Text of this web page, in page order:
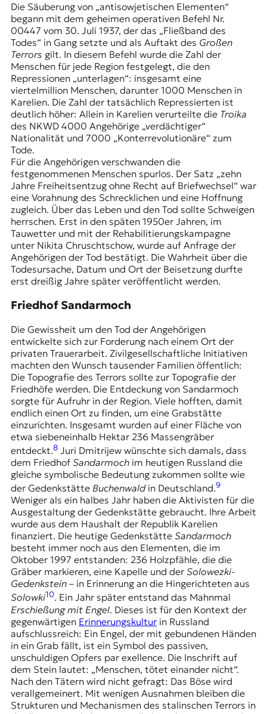
Die Säuberung von „antisowjetischen Elementen“
begann mit dem geheimen operativen Befehl Nr.
00447 vom 30. Juli 1937, der das „Fließband des
Todes“ in Gang setzte und als Auftakt des Großen
Terrors gilt. In diesem Befehl wurde die Zahl der
Menschen für jede Region festgelegt, die den
Repressionen „unterlagen“: insgesamt eine
viertelmillion Menschen, darunter 1000 Menschen in
Karelien. Die Zahl der tatsächlich Repressierten ist
deutlich höher: Allein in Karelien verurteilte die Troika
des NKWD 4000 Angehörige „verdächtiger“
Nationalität und 7000 „Konterrevolutionäre“ zum
Tode.
Für die Angehörigen verschwanden die
festgenommenen Menschen spurlos. Der Satz „zehn
Jahre Freiheitsentzug ohne Recht auf Briefwechsel“ war
eine Vorahnung des Schrecklichen und eine Hoffnung
zugleich. Über das Leben und den Tod sollte Schweigen
herrschen. Erst in den späten 1950er Jahren, im
Tauwetter und mit der Rehabilitierungskampagne
unter Nikita Chruschtschow, wurde auf Anfrage der
Angehörigen der Tod bestätigt. Die Wahrheit über die
Todesursache, Datum und Ort der Beisetzung durfte
erst dreißig Jahre später veröffentlicht werden.
Friedhof Sandarmoch
Die Gewissheit um den Tod der Angehörigen
entwickelte sich zur Forderung nach einem Ort der
privaten Trauerarbeit. Zivilgesellschaftliche Initiativen
machten den Wunsch tausender Familien öffentlich:
Die Topografie des Terrors sollte zur Topografie der
Friedhöfe werden. Die Entdeckung von Sandarmoch
sorgte für Aufruhr in der Region. Viele hofften, damit
endlich einen Ort zu finden, um eine Grabstätte
einzurichten. Insgesamt wurden auf einer Fläche von
etwa siebeneinhalb Hektar 236 Massengräber
entdeckt.8Juri Dmitrijew wünschte sich damals, dass
dem Friedhof Sandarmoch im heutigen Russland die
gleiche symbolische Bedeutung zukommen sollte wie
der Gedenkstätte Buchenwald in Deutschland.9
Weniger als ein halbes Jahr haben die Aktivisten für die
Ausgestaltung der Gedenkstätte gebraucht. Ihre Arbeit
wurde aus dem Haushalt der Republik Karelien
finanziert. Die heutige Gedenkstätte Sandarmoch
besteht immer noch aus den Elementen, die im
Oktober 1997 entstanden: 236 Holzpfähle, die die
Gräber markieren, eine Kapelle und der Solowezki-
Gedenkstein – in Erinnerung an die Hingerichteten aus
Solowki10. Ein Jahr später entstand das Mahnmal
Erschießung mit Engel. Dieses ist für den Kontext der
gegenwärtigen Erinnerungskulturin Russland
aufschlussreich: Ein Engel, der mit gebundenen Händen
in ein Grab fällt, ist ein Symbol des passiven,
unschuldigen Opfers par exellence. Die Inschrift auf
dem Stein lautet: „Menschen, tötet einander nicht“.
Nach den Tätern wird nicht gefragt: Das Böse wird
verallgemeinert. Mit wenigen Ausnahmen bleiben die
Strukturen und Mechanismen des stalinschen Terrors in